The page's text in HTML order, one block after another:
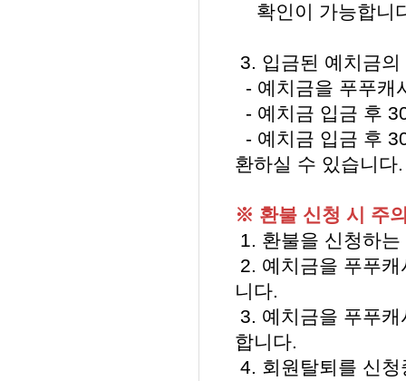
확인이 가능합니
3. 입금된 예치금
- 예치금을 푸푸캐
- 예치금 입금 후
- 예치금 입금 후
환하실 수 있습니다.
※ 환불 신청 시 주
1. 환불을 신청하
2. 예치금을 푸푸
니다.
3. 예치금을 푸푸
합니다.
4. 회원탈퇴를 신